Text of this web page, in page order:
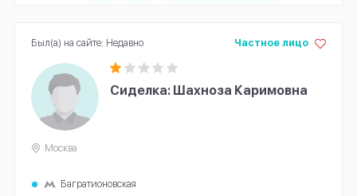
Сиделка: Шахноза Каримовна
Частное лицо
Москва
Багратионовская
Был(а) на сайте: Недавно